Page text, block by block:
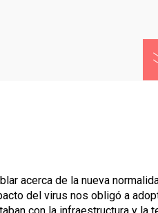
acerca de la nueva
del virus nos obligó a